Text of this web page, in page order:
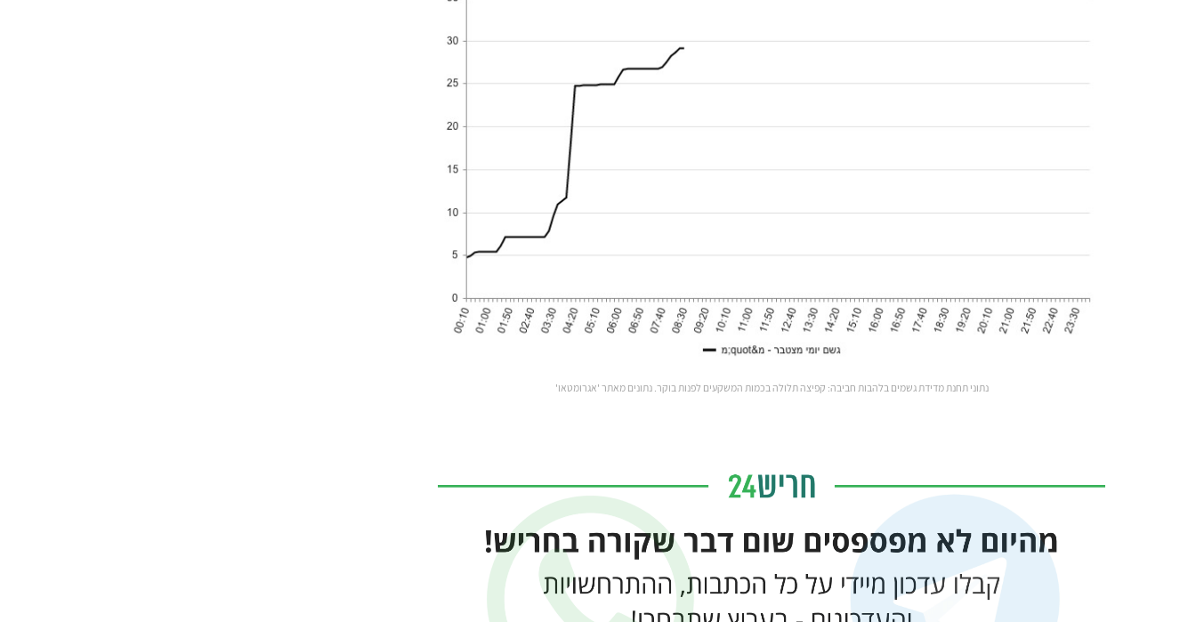
נתוני תחנת מדידת גשמים בלהבות חביבה: קפיצה תלולה בכמות המשקעים לפנות בוקר. נתונים מאתר 'אגרומטאו'